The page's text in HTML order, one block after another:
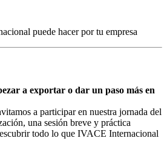
puede hacer por tu empresa
a exportar o dar un paso más en
a participar en nuestra jornada del
una sesión breve y práctica
todo lo que IVACE Internacional